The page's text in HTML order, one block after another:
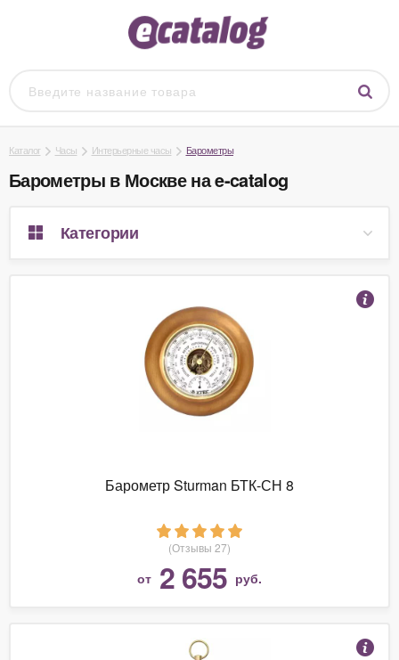
Каталог Часы Интерьерные часы Барометры
Барометры в Москве на e-catalog
Категории
Барометр Sturman БТК-СН 8
(Отзывы 27)
от 2 655 руб.